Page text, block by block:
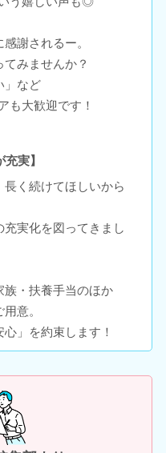
謝されるー。
みませんか？
」など
も大歓迎です！
実】
く続けてほしいから
実化を図ってきまし
族・扶養手当のほか
意。
」を約束します！